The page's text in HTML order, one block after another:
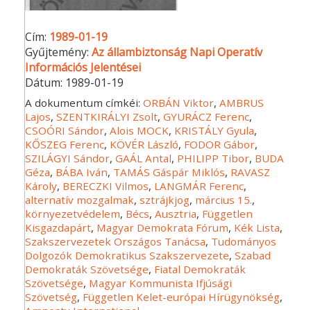
Cím: 1989-01-19
Gyűjtemény:Az állambiztonság Napi Operatív
Információs Jelentései
Dátum: 1989-01-19
A dokumentum címkéi:ORBÁN Viktor,AMBRUS
Lajos,SZENTKIRÁLYI Zsolt,GYURÁCZ Ferenc,
CSOÓRI Sándor,Alois MOCK, KRISTÁLY Gyula,
KŐSZEG Ferenc, KÖVÉR László, FODOR Gábor,
SZILÁGYI Sándor,GAÁL Antal, PHILIPP Tibor, BUDA
Géza, BÁBA Iván, TAMÁS Gáspár Miklós, RAVASZ
Károly, BERECZKI Vilmos, LANGMÁR Ferenc,
alternatív mozgalmak,sztrájkjog, március 15.,
környezetvédelem, Bécs,Ausztria, Független
Kisgazdapárt, Magyar Demokrata Fórum, Kék Lista,
Szakszervezetek Országos Tanácsa, Tudományos
Dolgozók Demokratikus Szakszervezete,Szabad
Demokraták Szövetsége, Fiatal Demokraták
Szövetsége, Magyar Kommunista Ifjúsági
Szövetség, Független Kelet-európai Hírügynökség,